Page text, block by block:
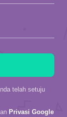
telah setuju
Privasi Google